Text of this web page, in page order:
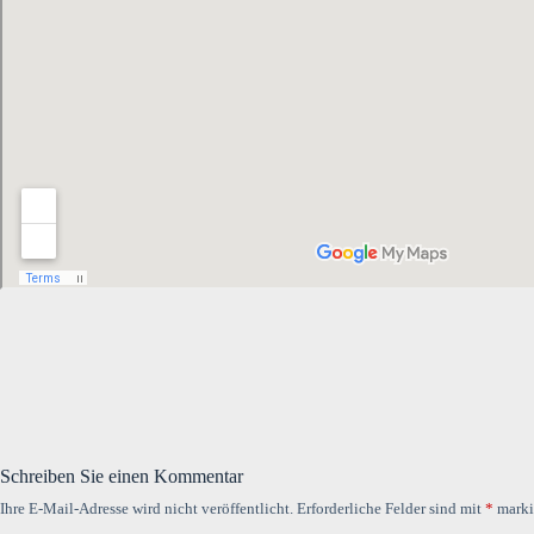
Schreiben Sie einen Kommentar
Ihre E-Mail-Adresse wird nicht veröffentlicht. Erforderliche Felder sind mit *